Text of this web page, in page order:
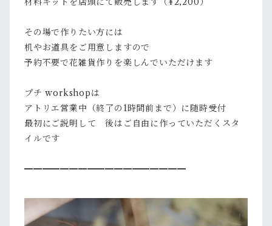
その場で作りたい方には
机やお道具をご用意しますので
予約不要で花雑貨作りを楽しんでいただけます
プチ workshopは
アトリエ営業中（終了の1時間前まで）に随時受付
最初にご説明して 後はご自由に作っていただくスタ
イルです
━━━━━━━━━━━━━━━━━━